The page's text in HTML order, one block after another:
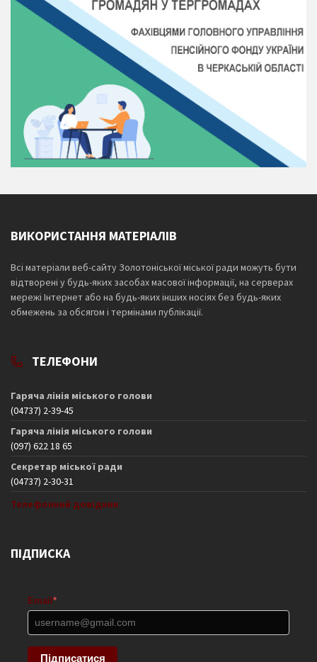
ВИКОРИСТАННЯ МАТЕРІАЛІВ
Всі матеріали веб-сайту Золотоніської міської ради можуть бути
відтворені у будь-яких засобах масової інформації, на серверах
мережі Інтернет або на будь-яких інших носіях без будь-яких
обмежень за обсягом і термінами публікації.
ТЕЛЕФОНИ
Гаряча лінія міського голови
(04737) 2-39-45
Гаряча лінія міського голови
(097) 622 18 65
Секретар міської ради
(04737) 2-30-31
Телефонний довідник
ПІДПИСКА
Email *
Підписатися